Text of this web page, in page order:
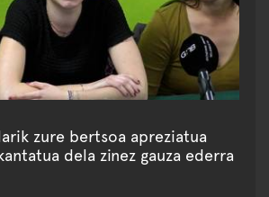
zure bertsoa apreziatua
dela zinez gauza ederra